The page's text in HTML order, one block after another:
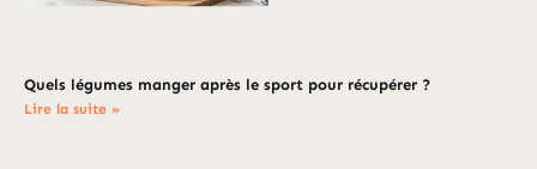
Quels légumes manger après le sport pour récupérer ?
Lire la suite »